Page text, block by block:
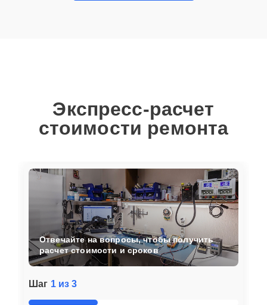
Экспресс-расчет
стоимости ремонта
Шаг 1 из 3
Отвечайте на вопросы, чтобы получить
расчет стоимости и сроков